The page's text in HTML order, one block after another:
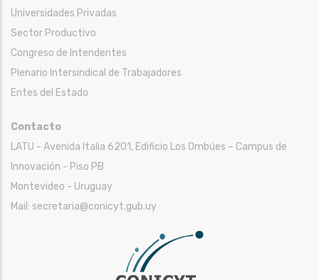
Universidades Privadas
Sector Productivo
Congreso de Intendentes
Plenario Intersindical de Trabajadores
Entes del Estado
Contacto
LATU - Avenida Italia 6201, Edificio Los Ombúes – Campus de
Innovación - Piso PB
Montevideo - Uruguay
Mail: secretaria@conicyt.gub.uy